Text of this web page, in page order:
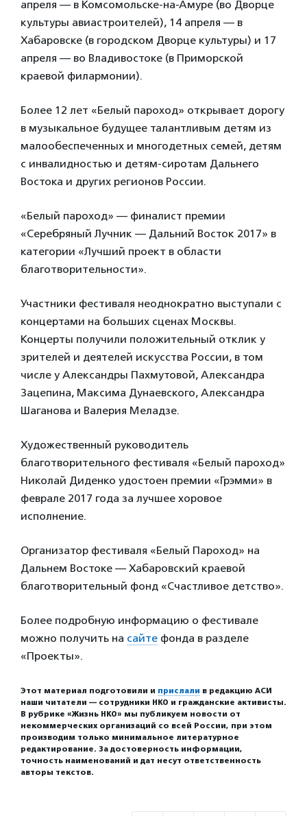
апреля — в Комсомольске-на-Амуре (во Дворце
культуры авиастроителей), 14 апреля — в
Хабаровске (в городском Дворце культуры) и 17
апреля — во Владивостоке (в Приморской
краевой филармонии).
Более 12 лет «Белый пароход» открывает дорогу
в музыкальное будущее талантливым детям из
малообеспеченных и многодетных семей, детям
с инвалидностью и детям-сиротам Дальнего
Востока и других регионов России.
«Белый пароход» — финалист премии
«Серебряный Лучник — Дальний Восток 2017» в
категории «Лучший проект в области
благотворительности».
Участники фестиваля неоднократно выступали с
концертами на больших сценах Москвы.
Концерты получили положительный отклик у
зрителей и деятелей искусства России, в том
числе у Александры Пахмутовой, Александра
Зацепина, Максима Дунаевского, Александра
Шаганова и Валерия Меладзе.
Художественный руководитель
благотворительного фестиваля «Белый пароход»
Николай Диденко удостоен премии «Грэмми» в
феврале 2017 года за лучшее хоровое
исполнение.
Организатор фестиваля «Белый Пароход» на
Дальнем Востоке — Хабаровский краевой
благотворительный фонд «Счастливое детство».
Более подробную информацию о фестивале
можно получить на сайте фонда в разделе
«Проекты».
Этот материал подготовили и прислали в редакцию АСИ
наши читатели — сотрудники НКО и гражданские активисты.
В рубрике «Жизнь НКО» мы публикуем новости от
некоммерческих организаций со всей России, при этом
производим только минимальное литературное
редактирование. За достоверность информации,
точность наименований и дат несут ответственность
авторы текстов.